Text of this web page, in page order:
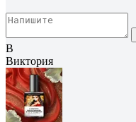
В
Виктория